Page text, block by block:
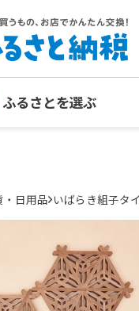
ふるさとを選ぶ
・日用品 いばらき組子タ